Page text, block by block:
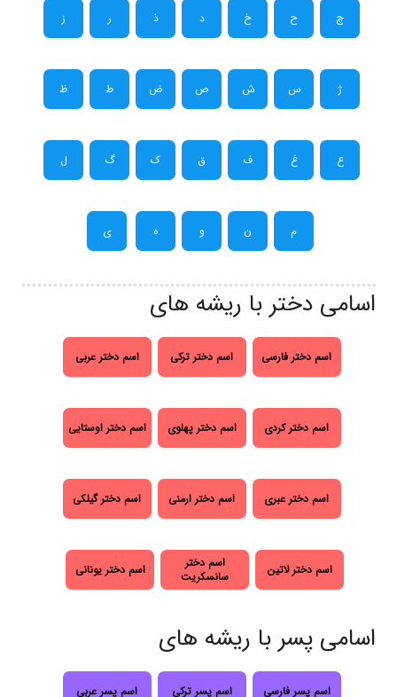
چ ح خ د ذ ر ز
ژ س ش ص ض ط ظ
ع غ ف ق ک گ ل
م ن و ه ی
اسامی دختر با ریشه های
اسم دختر فارسی اسم دختر ترکی اسم دختر عربی
اسم دختر کردی اسم دختر پهلوی اسم دختر اوستایی
اسم دختر عبری اسم دختر ارمنی اسم دختر گیلکی
اسم دختر لاتین
اسم دختر
سانسکریت
اسم دختر یونانی
اسامی پسر با ریشه های
اسم پسر فارسی اسم پسر ترکی اسم پسر عربی